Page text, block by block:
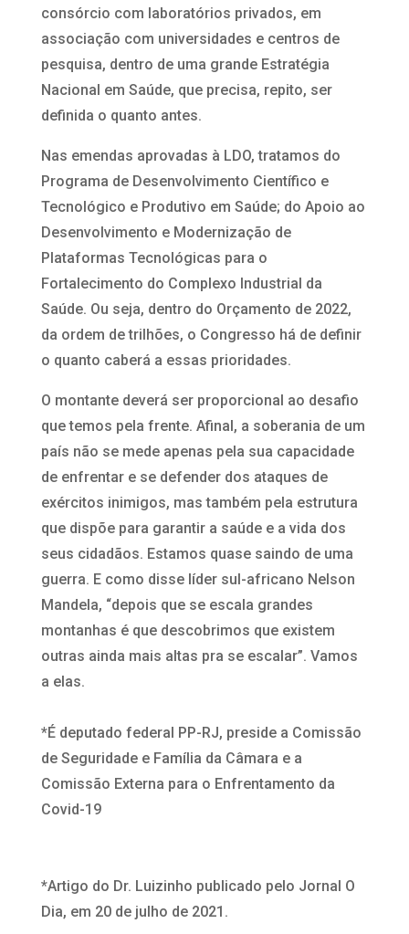
consórcio com laboratórios privados, em
associação com universidades e centros de
pesquisa, dentro de uma grande Estratégia
Nacional em Saúde, que precisa, repito, ser
definida o quanto antes.
Nas emendas aprovadas à LDO, tratamos do
Programa de Desenvolvimento Científico e
Tecnológico e Produtivo em Saúde; do Apoio ao
Desenvolvimento e Modernização de
Plataformas Tecnológicas para o
Fortalecimento do Complexo Industrial da
Saúde. Ou seja, dentro do Orçamento de 2022,
da ordem de trilhões, o Congresso há de definir
o quanto caberá a essas prioridades.
O montante deverá ser proporcional ao desafio
que temos pela frente. Afinal, a soberania de um
país não se mede apenas pela sua capacidade
de enfrentar e se defender dos ataques de
exércitos inimigos, mas também pela estrutura
que dispõe para garantir a saúde e a vida dos
seus cidadãos. Estamos quase saindo de uma
guerra. E como disse líder sul-africano Nelson
Mandela, “depois que se escala grandes
montanhas é que descobrimos que existem
outras ainda mais altas pra se escalar”. Vamos
a elas.
*É deputado federal PP-RJ, preside a Comissão
de Seguridade e Família da Câmara e a
Comissão Externa para o Enfrentamento da
Covid-19
*Artigo do Dr. Luizinho publicado pelo Jornal O
Dia, em 20 de julho de 2021.